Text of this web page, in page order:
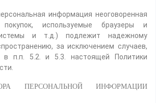
информация неоговоренная
используемые браузеры и
и т.д.) подлежит надежному
за исключением случаев,
в п.п. 5.2. и 5.3. настоящей Политики
ПЕРСОНАЛЬНОЙ ИНФОРМАЦИИ